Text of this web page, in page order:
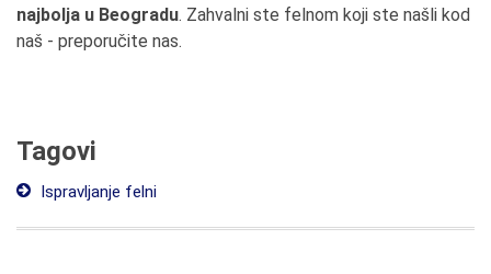
najbolja u Beogradu. Zahvalni ste felnom koji ste našli kod
naš - preporučite nas.
Tagovi
Ispravljanje felni